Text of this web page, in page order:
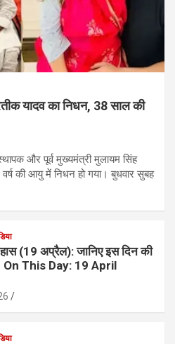
यादव का निधन, 38 साल की
और पूर्व मुख्यमंत्री मुलायम सिंह
की आयु में निधन हो गया। बुधवार सुबह
(19 अप्रैल): जानिए इस दिन की
| On This Day: 19 April